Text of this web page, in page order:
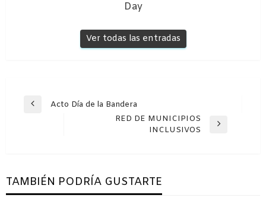
Day
Ver todas las entradas
Navegación
EntradaActo Día de la Bandera
RED DE MUNICIPIOS
INCLUSIVOS
TAMBIÉN PODRÍA GUSTARTE